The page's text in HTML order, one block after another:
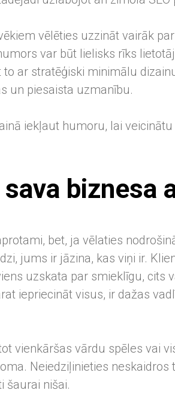
vēlēties uzzināt vairāk
var būt lielisks rīks
ar stratēģiski minimālu
un piesaista uzmanību.
iekļaut humoru, lai
biznesa
bet, ja vēlaties
jums ir jāzina, kas viņi ir.
uzskata par smieklīgu, cits
iepriecināt visus, ir dažas
vienkāršas vārdu spēles vai
Neiedziļinieties neskaidros
šaurai nišai.